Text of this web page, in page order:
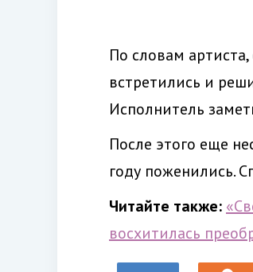
По словам
встретились и
Исполнитель
После этого еще
году поженились.
Читайте также:
восхитилась